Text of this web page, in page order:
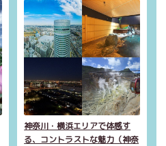
神奈川・横浜エリアで体感す
る、コントラストな魅力（神奈